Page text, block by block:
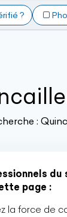
?
:
du
page :
la force de